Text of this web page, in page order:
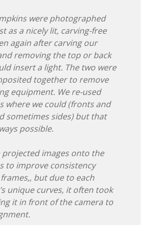
were photographed
as a nicely lit, carving-free
again after carving our
removing the top or back
insert a light. The two were
together to remove
equipment. We re-used
where we could (fronts and
sometimes sides) but that
possible.
projected images onto the
to improve consistency
but due to each
unique curves, it often took
it in front of the camera to